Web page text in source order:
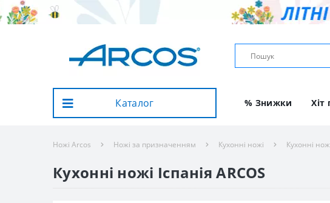
Каталог % Знижки Хіт
Ножі Arcos Ножі за призначенням Кухонні ножі Кухонні
Кухонні ножі Іспанія ARCOS